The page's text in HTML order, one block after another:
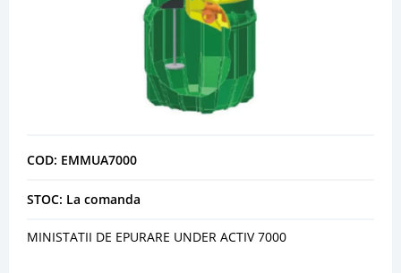
COD: EMMUA7000
STOC: La comanda
MINISTATII DE EPURARE UNDER ACTIV 7000